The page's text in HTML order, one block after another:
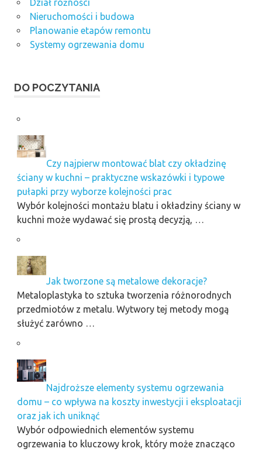
Dział różności
Nieruchomości i budowa
Planowanie etapów remontu
Systemy ogrzewania domu
DO POCZYTANIA
Czy najpierw montować blat czy okładzinę
ściany w kuchni – praktyczne wskazówki i typowe
pułapki przy wyborze kolejności prac
Wybór kolejności montażu blatu i okładziny ściany w
kuchni może wydawać się prostą decyzją, …
Jak tworzone są metalowe dekoracje?
Metaloplastyka to sztuka tworzenia różnorodnych
przedmiotów z metalu. Wytwory tej metody mogą
służyć zarówno …
Najdroższe elementy systemu ogrzewania
domu – co wpływa na koszty inwestycji i eksploatacji
oraz jak ich uniknąć
Wybór odpowiednich elementów systemu
ogrzewania to kluczowy krok, który może znacząco